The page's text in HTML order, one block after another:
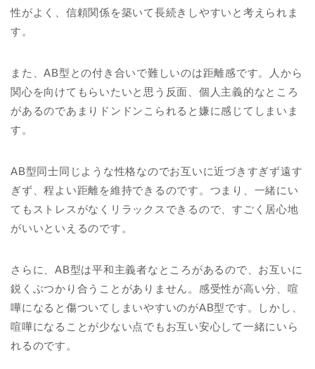
性がよく、信頼関係を築いて長続きしやすいと考えられま
す。
また、AB型との付き合いで難しいのは距離感です。人から
関心を向けてもらいたいと思う反面、個人主義的なところ
があるのであまりドンドンこられると嫌に感じてしまいま
す。
AB型同士同じような性格なのでお互いに近づきすぎず遠す
ぎず、程よい距離を維持できるのです。つまり、一緒にい
てもストレスがなくリラックスできるので、すごく居心地
がいいといえるのです。
さらに、AB型は平和主義者なところがあるので、お互いに
鋭くぶつかり合うことがありません。感受性が高い分、喧
嘩になると傷ついてしまいやすいのがAB型です。しかし、
喧嘩になることが少ない点でもお互い安心して一緒にいら
れるのです。